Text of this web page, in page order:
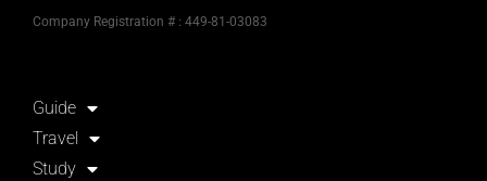
Company Registration # : 449-81-03083
Guide
Travel
Study